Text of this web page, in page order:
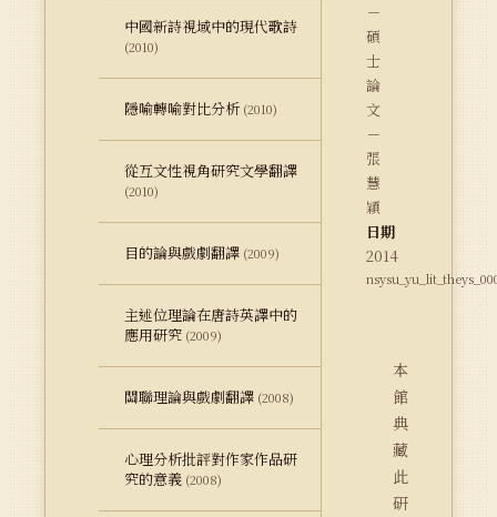
中國新詩視域中的現代歌詩
(2010)
隱喻轉喻對比分析 (2010)
從互文性視角研究文學翻譯
(2010)
目的論與戲劇翻譯 (2009)
主述位理論在唐詩英譯中的
應用研究 (2009)
關聯理論與戲劇翻譯 (2008)
心理分析批評對作家作品研
究的意義 (2008)
－
碩
士
論
文
－
張
慧
穎
日期
2014
本
館
典
藏
此
研